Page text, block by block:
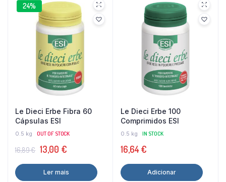
24%
Le Dieci Erbe Fibra 60
Cápsulas ESI
0.5 kg OUT OF STOCK
16,89€ O
preço
original
13,00 €O
preço
atual
Ler mais
Le Dieci Erbe 100
Comprimidos ESI
0.5 kg IN STOCK
16,64€
Adicionar